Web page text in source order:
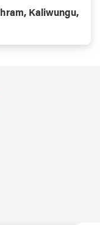
Kaliwungu,